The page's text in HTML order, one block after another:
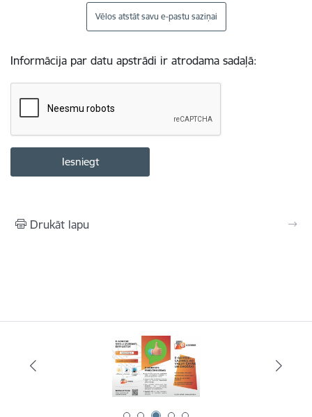
Vēlos atstāt savu e-pastu saziņai
Informācija par datu apstrādi ir atrodama sadaļā:
Drukāt lapu